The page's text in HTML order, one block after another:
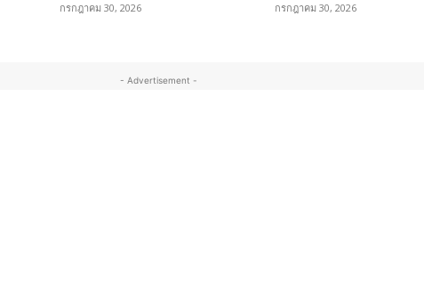
กรกฎาคม 30, 2026 กรกฎาคม 30, 2026
- Advertisement -